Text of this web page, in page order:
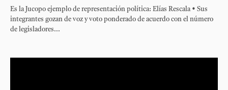
Es la Jucopo ejemplo de representación política: Elías Rescala • Sus
integrantes gozan de voz y voto ponderado de acuerdo con el número
de legisladores...